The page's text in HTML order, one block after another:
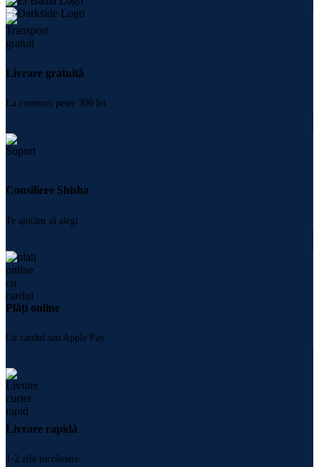
Livrare gratuită
La comenzi peste 300 lei
Consiliere Shisha
Te ajutăm să alegi
Plăți online
Cu cardul sau Apple Pay
Livrare rapidă
1-2 zile lucrătoare